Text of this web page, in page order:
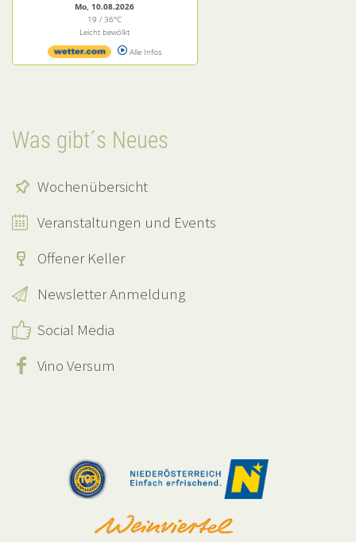
Mo, 10.08.2026
19 / 36°C
Leicht bewölkt
Alle Infos
Was gibt´s Neues
Wochenübersicht
Veranstaltungen und Events
Offener Keller
Newsletter Anmeldung
Social Media
Vino Versum